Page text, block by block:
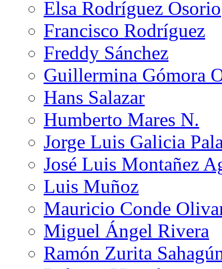
Elsa Rodríguez Osorio
Francisco Rodríguez
Freddy Sánchez
Guillermina Gómora
Hans Salazar
Humberto Mares N.
Jorge Luis Galicia
José Luis Montañez
Luis Muñoz
Mauricio Conde
Miguel Ángel Rivera
Ramón Zurita